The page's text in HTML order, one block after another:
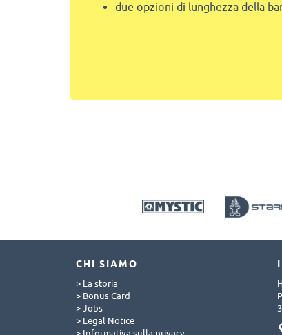
due opzioni di lunghezza della
CHI SIAMO
> La storia
> Bonus Card
> Jobs
> Legal Notice
> Informativa sulla privacy